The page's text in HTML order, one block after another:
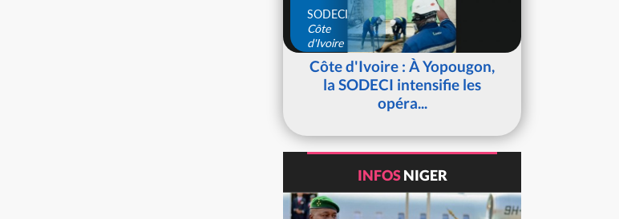
SODECI
Côte
d'Ivoire
Côte d'Ivoire : À Yopougon,
la SODECI intensifie les
opéra...
INFOSNIGER